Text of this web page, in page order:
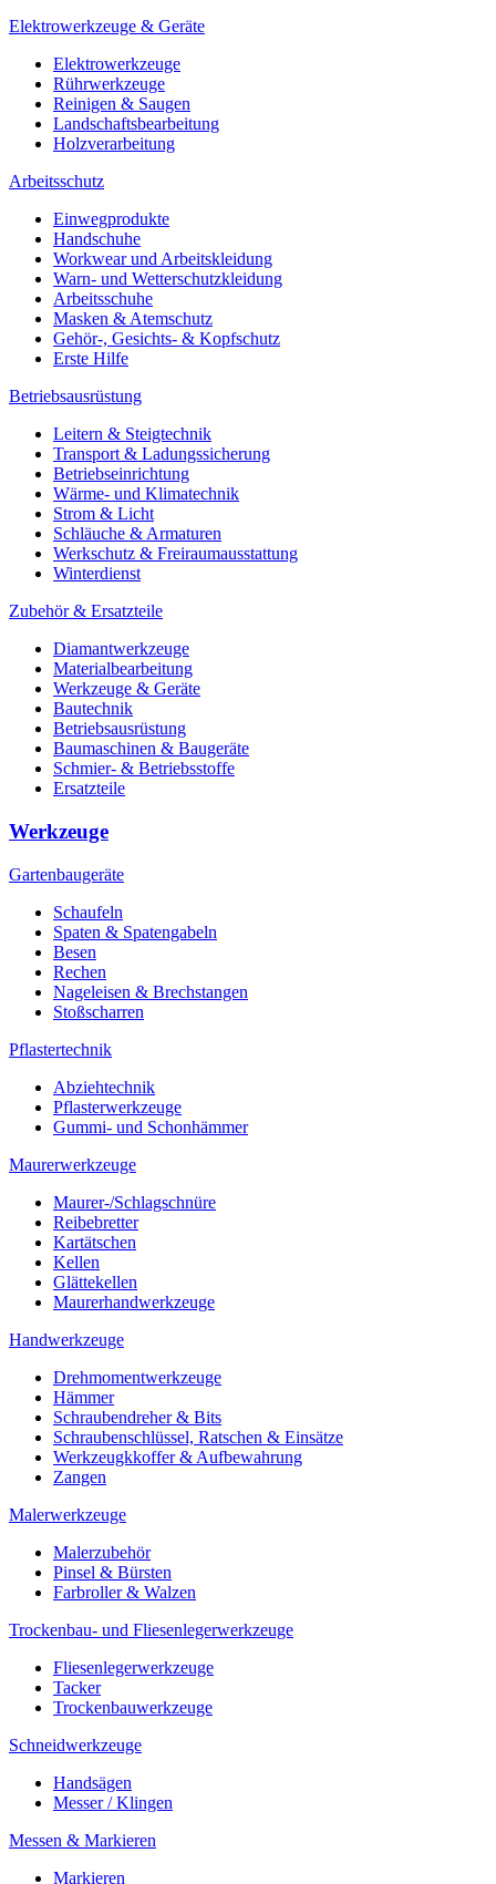
Elektrowerkzeuge & Geräte
Elektrowerkzeuge
Rührwerkzeuge
Reinigen & Saugen
Landschaftsbearbeitung
Holzverarbeitung
Arbeitsschutz
Einwegprodukte
Handschuhe
Workwear und Arbeitskleidung
Warn- und Wetterschutzkleidung
Arbeitsschuhe
Masken & Atemschutz
Gehör-, Gesichts- & Kopfschutz
Erste Hilfe
Betriebsausrüstung
Leitern & Steigtechnik
Transport & Ladungssicherung
Betriebseinrichtung
Wärme- und Klimatechnik
Strom & Licht
Schläuche & Armaturen
Werkschutz & Freiraumausstattung
Winterdienst
Zubehör & Ersatzteile
Diamantwerkzeuge
Materialbearbeitung
Werkzeuge & Geräte
Bautechnik
Betriebsausrüstung
Baumaschinen & Baugeräte
Schmier- & Betriebsstoffe
Ersatzteile
Werkzeuge
Gartenbaugeräte
Schaufeln
Spaten & Spatengabeln
Besen
Rechen
Nageleisen & Brechstangen
Stoßscharren
Pflastertechnik
Abziehtechnik
Pflasterwerkzeuge
Gummi- und Schonhämmer
Maurerwerkzeuge
Maurer-/Schlagschnüre
Reibebretter
Kartätschen
Kellen
Glättekellen
Maurerhandwerkzeuge
Handwerkzeuge
Drehmomentwerkzeuge
Hämmer
Schraubendreher & Bits
Schraubenschlüssel, Ratschen & Einsätze
Werkzeugkkoffer & Aufbewahrung
Zangen
Malerwerkzeuge
Malerzubehör
Pinsel & Bürsten
Farbroller & Walzen
Trockenbau- und Fliesenlegerwerkzeuge
Fliesenlegerwerkzeuge
Tacker
Trockenbauwerkzeuge
Schneidwerkzeuge
Handsägen
Messer / Klingen
Messen & Markieren
Markieren